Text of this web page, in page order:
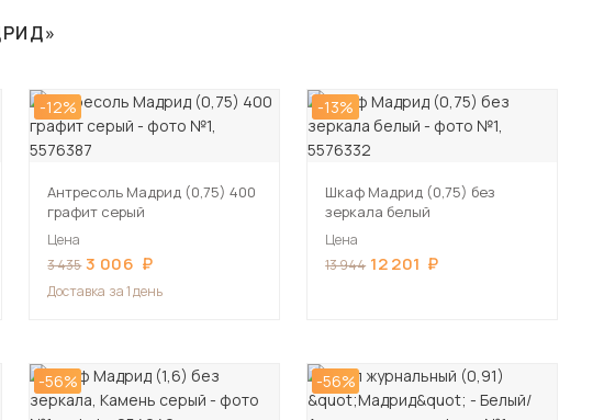
-12%
Антресоль Мадрид (0,75) 400
графит серый
Цена
3 435 3 006
Доставка за 1 день
-13%
Шкаф Мадрид (0,75) без
зеркала белый
Цена
13 944 12 201
-56% -56%